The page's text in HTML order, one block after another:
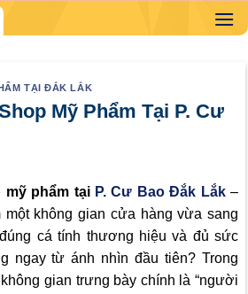
TẠI ĐẮK LẮK
Mỹ Phẩm Tại P. Cư
mỹ phẩm tại P. Cư Bao Đắk Lắk–
một không gian cửa hàng vừa sang
cá tính thương hiệu và đủ sức
ngay từ ánh nhìn đầu tiên? Trong
gian trưng bày chính là “người